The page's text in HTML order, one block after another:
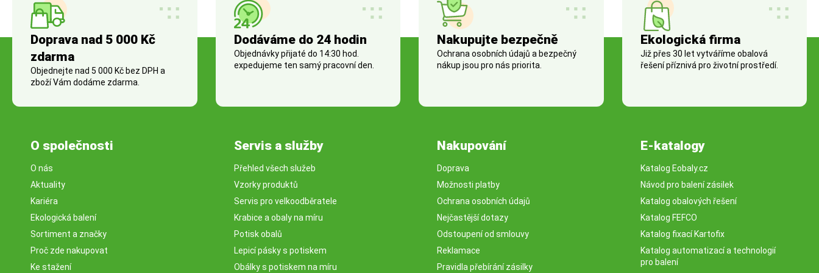
Doprava nad 5 000 Kč
zdarma
Objednejte nad 5 000 Kč bez DPH a
zboží Vám dodáme zdarma.
Dodáváme do 24 hodin
Objednávky přijaté do 14:30 hod.
expedujeme ten samý pracovní den.
Nakupujte bezpečně
Ochrana osobních údajů a bezpečný
nákup jsou pro nás priorita.
Ekologická firma
Již přes 30 let vytváříme obalová
řešení příznivá pro životní prostředí.
O společnosti
O nás
Aktuality
Kariéra
Ekologická balení
Sortiment a značky
Proč zde nakupovat
Ke stažení
Servis a služby
Přehled všech služeb
Vzorky produktů
Servis pro velkoodběratele
Krabice a obaly na míru
Potisk obalů
Lepicí pásky s potiskem
Obálky s potiskem na míru
Nakupování
Doprava
Možnosti platby
Ochrana osobních údajů
Nejčastější dotazy
Odstoupení od smlouvy
Reklamace
Pravidla přebírání zásilky
E-katalogy
Katalog Eobaly.cz
Návod pro balení zásilek
Katalog obalových řešení
Katalog FEFCO
Katalog fixací Kartofix
Katalog automatizací a technologií
pro balení